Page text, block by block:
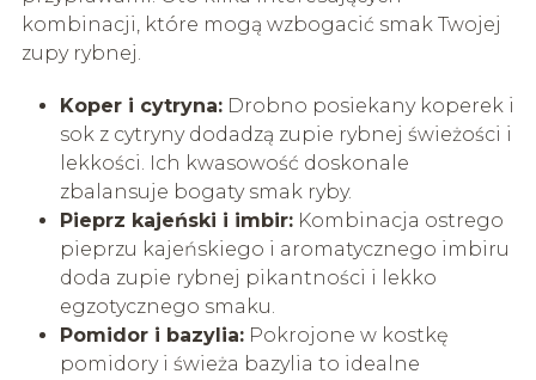
kombinacji, które mogą wzbogacić smak Twojej
zupy rybnej.
Koper i cytryna:Drobno posiekany koperek i
sok z cytryny dodadzą zupie rybnej świeżości i
lekkości. Ich kwasowość doskonale
zbalansuje bogaty smak ryby.
Pieprz kajeński i imbir:Kombinacja ostrego
pieprzu kajeńskiego i aromatycznego imbiru
doda zupie rybnej pikantności i lekko
egzotycznego smaku.
Pomidor i bazylia:Pokrojone w kostkę
pomidory i świeża bazylia to idealne